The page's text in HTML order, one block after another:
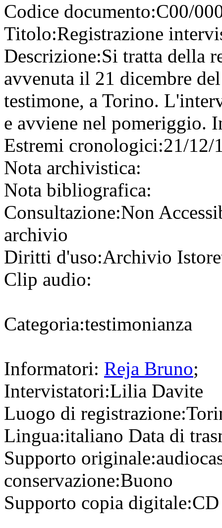
Codice documento:C00/
Titolo:Registrazione
Descrizione:Si tratta della
avvenuta il 21 dicembre
testimone, a Torino.
e avviene nel pomeriggio.
Estremi cronologici:21/12/
Nota archivistica:
Nota bibliografica:
Consultazione:Non
archivio
Diritti d'uso:Archivio
Clip audio:
Categoria:testimonianza
Informatori: Reja Bruno;
Intervistatori:Lilia Davite
Luogo di registrazione:
Lingua:italiano Data di
Supporto originale:
conservazione:Buono
Supporto copia digitale: